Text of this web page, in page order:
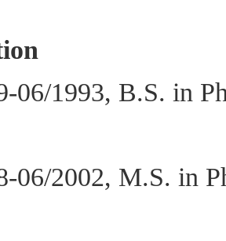
06/1993, B.S. in
06/2002, M.S. in